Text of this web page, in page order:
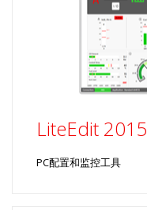
LiteEdit 2015
PC配置和监控工具